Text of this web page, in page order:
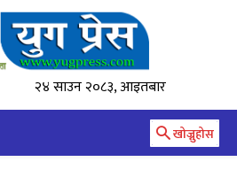
२४ साउन २०८३, आइतबार
खोज्नुहोस